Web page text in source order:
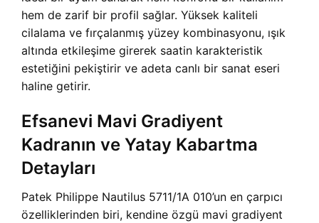
hem de zarif bir profil sağlar. Yüksek kaliteli
cilalama ve fırçalanmış yüzey kombinasyonu, ışık
altında etkileşime girerek saatin karakteristik
estetiğini pekiştirir ve adeta canlı bir sanat eseri
haline getirir.
Efsanevi Mavi Gradiyent
Kadranın ve Yatay Kabartma
Detayları
Patek Philippe Nautilus 5711/1A 010’un en çarpıcı
özelliklerinden biri, kendine özgü mavi gradiyent